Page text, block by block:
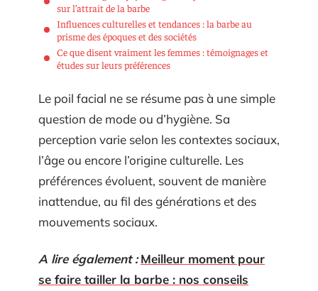
sur l’attrait de la barbe
Influences culturelles et tendances : la barbe au
prisme des époques et des sociétés
Ce que disent vraiment les femmes : témoignages et
études sur leurs préférences
Le poil facial ne se résume pas à une simple
question de mode ou d’hygiène. Sa
perception varie selon les contextes sociaux,
l’âge ou encore l’origine culturelle. Les
préférences évoluent, souvent de manière
inattendue, au fil des générations et des
mouvements sociaux.
A lire également : Meilleur moment pour
se faire tailler la barbe : nos conseils